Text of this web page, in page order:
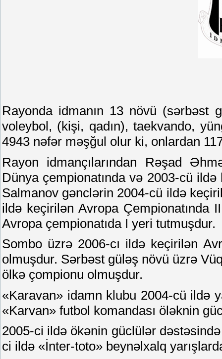
Rayonda idmanın 13 növü (sərbəst
voleybol, (kişi, qadın), taekvando,
4943 nəfər məşğul olur ki, onlardan
Rayon idmançılarından Rəşad
Dünya çempionatında və 2003-cü
Salmanov gənclərin 2004-cü ildə
ildə keçirilən Avropa Çempionatında
Avropa çempionatıda I yeri tutmuşdur.
Sombo üzrə 2006-cı ildə keçirilən
olmuşdur. Sərbəst güləş növü üzrə
ölkə çompionu olmuşdur.
«Karavan» idamn klubu 2004-cü ildə
«Karvan» futbol komandası öləknin
2005-ci ildə ökənin güclülər
ci ildə «İnter-toto» beynəlxalq